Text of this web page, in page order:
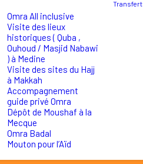
Omra All inclusive
Visite des lieux
historiques ( Quba ,
Ouhoud / Masjid Nabawi
) à Medine
Visite des sites du Hajj
à Makkah
Accompagnement
guide privé Omra
Dépôt de Moushaf à la
Mecque
Omra Badal
Mouton pour l’Aïd